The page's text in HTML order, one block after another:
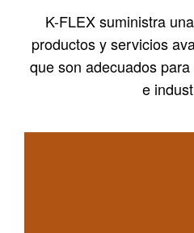
K-FLEX suministra
productos y servicios
que son adecuados
e